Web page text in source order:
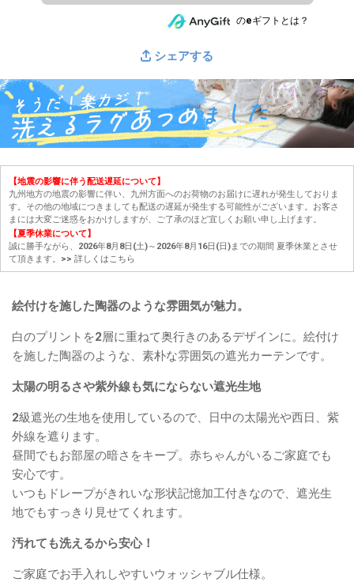
のeギフトとは？
シェアする
【地震の影響に伴う配送遅延について】
九州地方の地震の影響に伴い、九州方面へのお荷物のお届けに遅れが発生しておりま
す。その他の地域につきましても配送の遅延が発生する可能性がございます。お客さ
まには大変ご迷惑をおかけしますが、ご了承のほど宜しくお願い申し上げます。
【夏季休業について】
誠に勝手ながら、2026年8月8日(土)～2026年8月16日(日)までの期間 夏季休業とさせ
て頂きます。 >> 詳しくはこちら
絵付けを施した陶器のような雰囲気が魅力。
白のプリントを2層に重ねて奥行きのあるデザインに。絵付け
を施した陶器のような、素朴な雰囲気の遮光カーテンです。
太陽の明るさや紫外線も気にならない遮光生地
2級遮光の生地を使用しているので、日中の太陽光や西日、紫
外線を遮ります。
昼間でもお部屋の暗さをキープ。赤ちゃんがいるご家庭でも
安心です。
いつもドレープがきれいな形状記憶加工付きなので、遮光生
地でもすっきり見せてくれます。
汚れても洗えるから安心！
ご家庭でお手入れしやすいウォッシャブル仕様。